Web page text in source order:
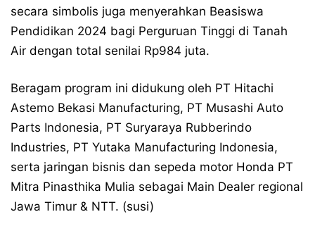
secara simbolis juga menyerahkan Beasiswa
Pendidikan 2024 bagi Perguruan Tinggi di Tanah
Air dengan total senilai Rp984 juta.
Beragam program ini didukung oleh PT Hitachi
Astemo Bekasi Manufacturing, PT Musashi Auto
Parts Indonesia, PT Suryaraya Rubberindo
Industries, PT Yutaka Manufacturing Indonesia,
serta jaringan bisnis dan sepeda motor Honda PT
Mitra Pinasthika Mulia sebagai Main Dealer regional
Jawa Timur & NTT. (susi)